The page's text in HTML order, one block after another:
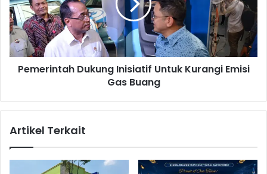
s
,
P
K
P
u
r
i
n
t
a
n
Pemerintah Dukung Inisiatif Untuk Kurangi Emisi
Gas Buang
Artikel Terkait